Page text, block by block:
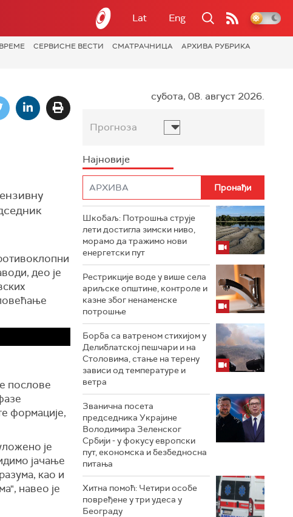
Lat Eng
ВРЕМЕ СЕРВИСНЕ ВЕСТИ СМАТРАЧНИЦА
АРХИВА РУБРИКА
део је
послове
формације,
је
јачање
као и
навео је
субота, 08. август 2026.
Прогноза
Најновије
Шкобаљ: Потрошња струје
лети достигла зимски ниво,
морамо да тражимо нови
енергетски пут
Рестрикције воде у више села
ариљске општине, контроле и
казне због ненаменске
потрошње
Борба са ватреном стихијом у
Делиблатској пешчари и на
Столовима, стање на терену
зависи од температуре и
ветра
Званична посета
председника Украјине
Володимира Зеленског
Србији - у фокусу европски
пут, економска и безбедносна
питања
Хитна помоћ: Четири особе
повређене у три удеса у
Београду